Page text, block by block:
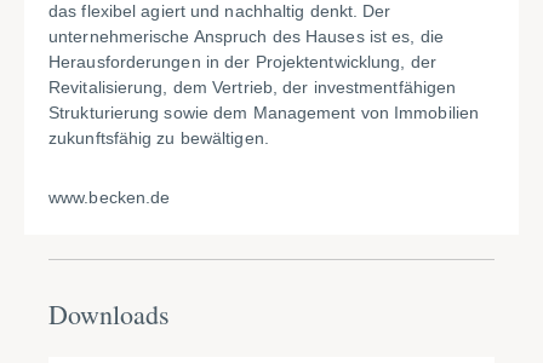
das flexibel agiert und nachhaltig denkt. Der
unternehmerische Anspruch des Hauses ist es, die
Herausforderungen in der Projektentwicklung, der
Revitalisierung, dem Vertrieb, der investmentfähigen
Strukturierung sowie dem Management von Immobilien
zukunftsfähig zu bewältigen.
www.becken.de
Downloads